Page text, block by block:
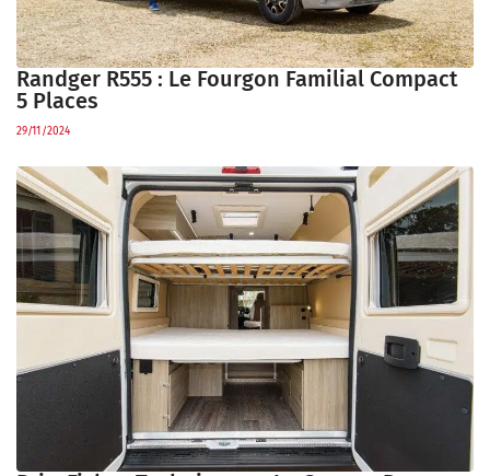
Randger R555 : Le Fourgon Familial Compact
5 Places
29/11/2024